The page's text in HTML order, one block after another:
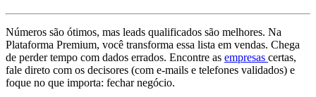
Números são ótimos, mas leads qualificados são melhores. Na
Plataforma Premium, você transforma essa lista em vendas. Chega
de perder tempo com dados errados. Encontre as empresas certas,
fale direto com os decisores (com e-mails e telefones validados) e
foque no que importa: fechar negócio.